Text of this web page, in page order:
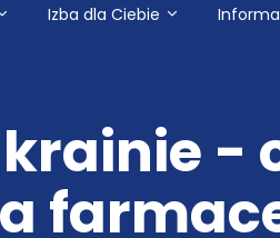
Izba dla Ciebie
-